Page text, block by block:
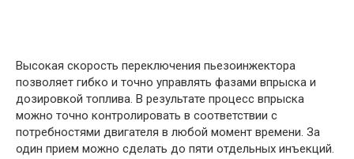
Высокая скорость переключения пьезоинжектора
позволяет гибко и точно управлять фазами впрыска и
дозировкой топлива. В результате процесс впрыска
можно точно контролировать в соответствии с
потребностями двигателя в любой момент времени. За
один прием можно сделать до пяти отдельных инъекций.